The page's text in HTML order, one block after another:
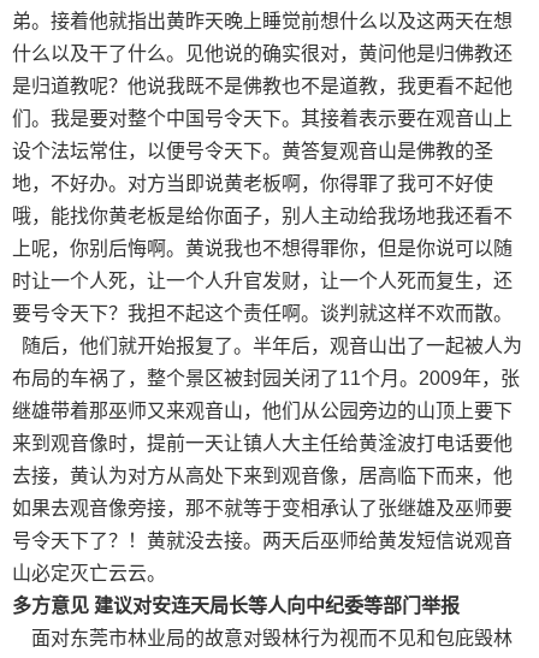
弟。接着他就指出黄昨天晚上睡觉前想什么以及这两天在想
什么以及干了什么。见他说的确实很对，黄问他是归佛教还
是归道教呢？他说我既不是佛教也不是道教，我更看不起他
们。我是要对整个中国号令天下。其接着表示要在观音山上
设个法坛常住，以便号令天下。黄答复观音山是佛教的圣
地，不好办。对方当即说黄老板啊，你得罪了我可不好使
哦，能找你黄老板是给你面子，别人主动给我场地我还看不
上呢，你别后悔啊。黄说我也不想得罪你，但是你说可以随
时让一个人死，让一个人升官发财，让一个人死而复生，还
要号令天下？我担不起这个责任啊。谈判就这样不欢而散。
随后，他们就开始报复了。半年后，观音山出了一起被人为
布局的车祸了，整个景区被封园关闭了11个月。2009年，张
继雄带着那巫师又来观音山，他们从公园旁边的山顶上要下
来到观音像时，提前一天让镇人大主任给黄淦波打电话要他
去接，黄认为对方从高处下来到观音像，居高临下而来，他
如果去观音像旁接，那不就等于变相承认了张继雄及巫师要
号令天下了？！黄就没去接。两天后巫师给黄发短信说观音
山必定灭亡云云。
多方意见 建议对安连天局长等人向中纪委等部门举报
面对东莞市林业局的故意对毁林行为视而不见和包庇毁林